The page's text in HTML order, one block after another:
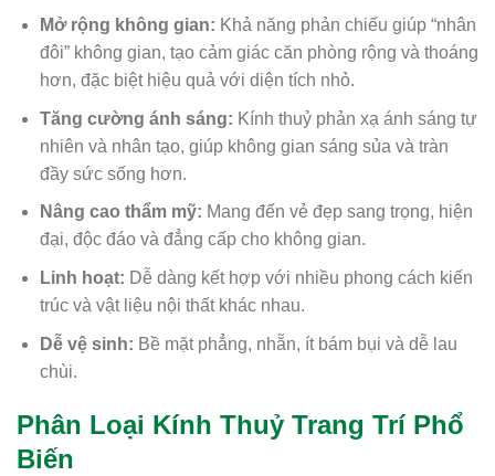
Mở rộng không gian: Khả năng phản chiếu giúp “nhân
đôi” không gian, tạo cảm giác căn phòng rộng và thoáng
hơn, đặc biệt hiệu quả với diện tích nhỏ.
Tăng cường ánh sáng: Kính thuỷ phản xạ ánh sáng tự
nhiên và nhân tạo, giúp không gian sáng sủa và tràn
đầy sức sống hơn.
Nâng cao thẩm mỹ: Mang đến vẻ đẹp sang trọng, hiện
đại, độc đáo và đẳng cấp cho không gian.
Linh hoạt: Dễ dàng kết hợp với nhiều phong cách kiến
trúc và vật liệu nội thất khác nhau.
Dễ vệ sinh: Bề mặt phẳng, nhẵn, ít bám bụi và dễ lau
chùi.
Phân Loại Kính Thuỷ Trang Trí Phổ
Biến